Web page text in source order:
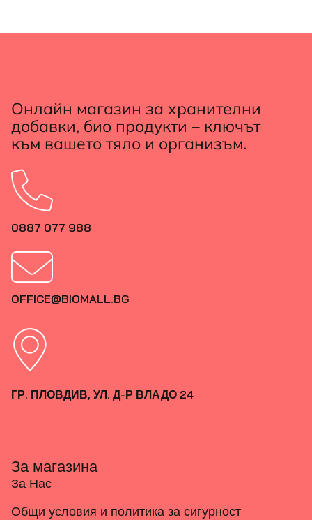
Онлайн магазин за хранителни
добавки, био продукти – ключът
към вашето тяло и организъм.
0887 077 988
OFFICE@BIOMALL.BG
ГР. ПЛОВДИВ, УЛ. Д-Р ВЛАДО 24
За магазина
За Нас
Общи условия и политика за сигурност